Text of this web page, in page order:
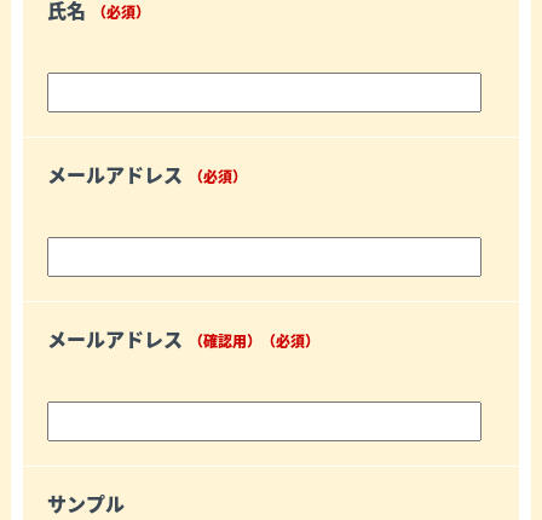
氏名 （必須）
メールアドレス （必須）
メールアドレス （確認用）（必須）
サンプル